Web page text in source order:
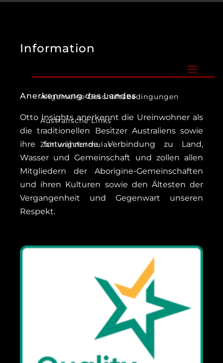
Information
Allgemeine Geschäftsbedingungen
Australische Links
Zahlungsformular
Anerkennung des Landes
Otto Insights anerkennt die Ureinwohner als
die traditionellen Besitzer Australiens sowie
ihre fortwährende Verbindung zu Land,
Wasser und Gemeinschaft und zollen allen
Mitgliedern der Aborigine-Gemeinschaften
und ihren Kulturen sowie den Ältesten der
Vergangenheit und Gegenwart unseren
Respekt.